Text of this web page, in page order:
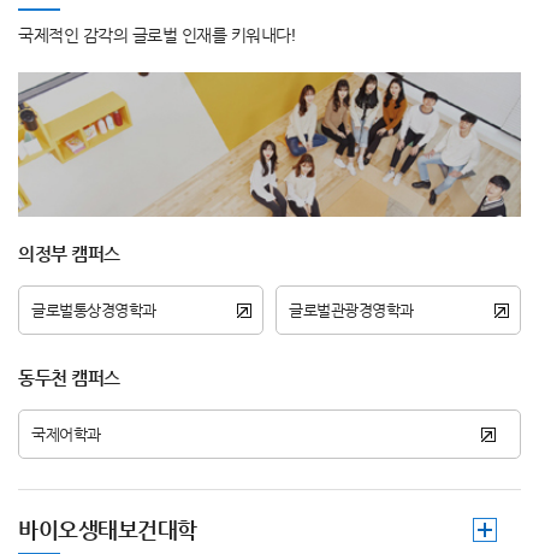
국제적인 감각의 글로벌 인재를 키워내다!
의정부 캠퍼스
글로벌통상경영학과 글로벌관광경영학과
동두천 캠퍼스
국제어학과
바이오생태보건대학